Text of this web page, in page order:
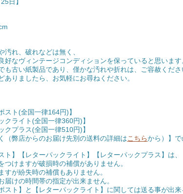
汚れ、破れなどは無く、
なヴィンテージコンディションを保っていると思います
も古い紙製品であり、僅かな汚れや折れは、ご容赦くださ
ありましたら、お気軽にお尋ねください。
ト(全国一律164円)】
ライト(全国一律360円)】
プラス(全国一律510円)】
（弊店からのお届け先別の送料の詳細はこちらから）】で
ト】【レターパックライト】【レターパックプラス】は、
けますが破損時の補償がありません。
が紛失時の補償もありません。
けの時間帯の指定が出来ません。
ト】と【レターパックライト】に関しては送る事が出来